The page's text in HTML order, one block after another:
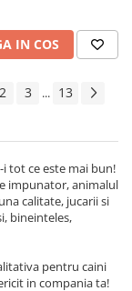
IN COS
2 3 ... 13
i tot ce este mai bun!
impunator, animalul
calitate, jucarii si
bineinteles,
pentru caini
in compania ta!